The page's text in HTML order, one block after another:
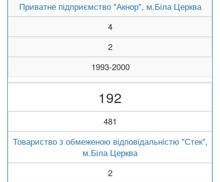
Приватне підприємство "Акнор", м.Біла Церква
4
2
1993-2000
192
481
Товариство з обмеженою відповідальністю "Стек",
м.Біла Церква
2